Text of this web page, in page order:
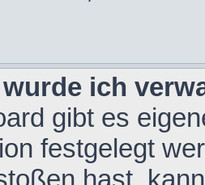
ich
gibt es
festgelegt
hast,